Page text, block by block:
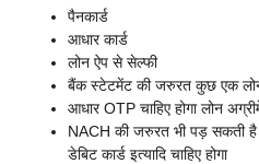
पैनकार्ड
आधार कार्ड
लोन ऐप से सेल्फी
बैंक स्टेटमेंट की जरुरत कुछ एक
आधार OTP चाहिए होगा लोन
NACH की जरुरत भी पड़ सकती है
डेबिट कार्ड इत्यादि चाहिए होगा